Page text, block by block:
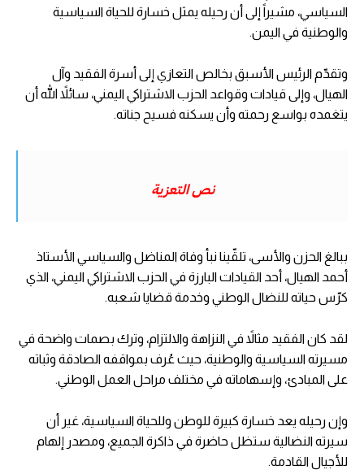
السياسي، مشيراً إلى أن رحيله يمثل خسارة للحياة السياسية
والوطنية في اليمن.
وتقدّم الرئيس الأسبق بخالص التعازي إلى أسرة الفقيد وآل
الهيال، وإلى قيادات وقواعد الحزب الاشتراكي اليمني، سائلاً الله أن
يتغمده بواسع رحمته وأن يسكنه فسيح جناته.
نص التعزية
ببالغ الحزن والأسى، تلقّينا نبأ وفاة المناضل والسياسي الأستاذ
أحمد الهيال، أحد القيادات البارزة في الحزب الاشتراكي اليمني، الذي
كرّس حياته للنضال الوطني وخدمة قضايا شعبه.
لقد كان الفقيد مثالاً في النزاهة والالتزام، وترك بصمات واضحة في
مسيرته السياسية والوطنية، حيث عُرف بمواقفه الصادقة وثباته
على المبادئ، وإسهاماته في مختلف مراحل العمل الوطني.
وإن رحيله يعد خسارة كبيرة للوطن وللحياة السياسية، غير أن
سيرته النضالية ستظل حاضرة في ذاكرة الجميع، ومصدر إلهام
للأجيال القادمة.